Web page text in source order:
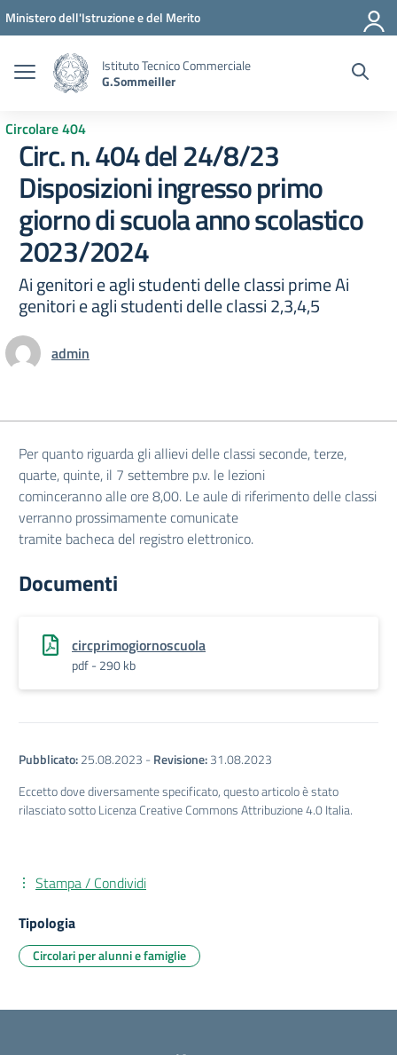
Vai ai contenuti
Vai al menu di navigazione
Vai al footer
Ministero dell'Istruzione e del Merito
Istituto Tecnico Commerciale
G.Sommeiller
Circolare 404
Circ. n. 404 del 24/8/23
Disposizioni ingresso primo
giorno di scuola anno scolastico
2023/2024
Ai genitori e agli studenti delle classi prime Ai
genitori e agli studenti delle classi 2,3,4,5
admin
Per quanto riguarda gli allievi delle classi seconde, terze,
quarte, quinte, il 7 settembre p.v. le lezioni
cominceranno alle ore 8,00. Le aule di riferimento delle classi
verranno prossimamente comunicate
tramite bacheca del registro elettronico.
Documenti
circprimogiornoscuola
pdf - 290 kb
Pubblicato:25.08.2023 -Revisione:31.08.2023
Eccetto dove diversamente specificato, questo articolo è stato
rilasciato sotto Licenza Creative Commons Attribuzione 4.0 Italia.
Stampa / Condividi
Tipologia
Circolari per alunni e famiglie